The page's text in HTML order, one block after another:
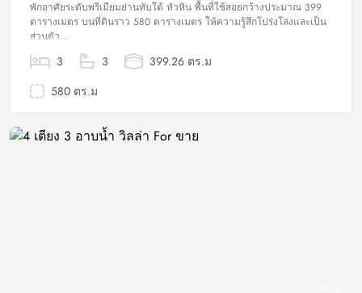
พักอาศัยระดับพรีเมียมย่านทับใต้ หัวหิน พื้นที่ใช้สอยกว้างประมาณ 399
ตารางเมตร บนที่ดินราว 580 ตารางเมตร ให้ความรู้สึกโปร่งโล่งและเป็น
ส่วนตัว...
3 3
399.26 ตร.ม
580 ตร.ม